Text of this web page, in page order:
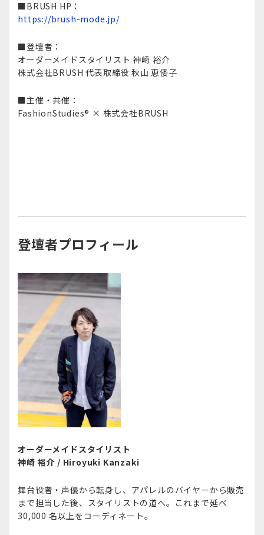
■BRUSH HP：​
https://brush-mode.jp/
■登壇者：
オーダーメイドスタイリスト​​ 神崎 裕介​
株式会社BRUSH​ 代表取締役 秋山 恵倭子​​
■主催・共催：
FashionStudies® × 株式会社BRUSH​
登壇者プロフィール
オーダーメイドスタイリスト
神崎 裕介​ / Hiroyuki Kanzaki
舞台役者・声優から転身し、アパレルのバイヤーから販売
まで担当した後、スタイリストの道へ。これまで延べ
30,000 名以上をコーディネート。